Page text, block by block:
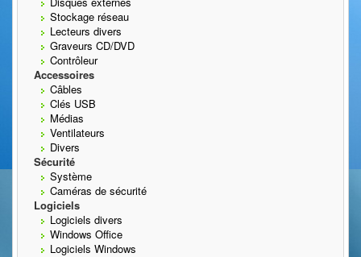
Stockage réseau
Lecteurs divers
Graveurs CD/DVD
Contrôleur
Accessoires
Câbles
Clés USB
Médias
Ventilateurs
Divers
Sécurité
Système
Caméras de sécurité
Logiciels
Logiciels divers
Windows Office
Logiciels Windows